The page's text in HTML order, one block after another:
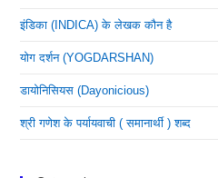
इंडिका (INDICA) के लेखक कौन है
योग दर्शन (YOGDARSHAN)
डायोनिसियस (dayonicious)
श्री गणेश के पर्यायवाची ( समानार्थी ) शब्द